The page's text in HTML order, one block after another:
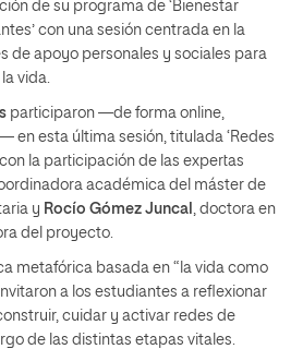
de su programa de ‘Bienestar
con una sesión centrada en la
de apoyo personales y sociales para
vida.
participaron —de forma online,
en esta última sesión, titulada ‘Redes
la participación de las expertas
académica del máster de
y Rocío Gómez Juncal
, doctora en
del proyecto.
metafórica basada en “la vida como
a los estudiantes a reflexionar
cuidar y activar redes de
de las distintas etapas vitales.